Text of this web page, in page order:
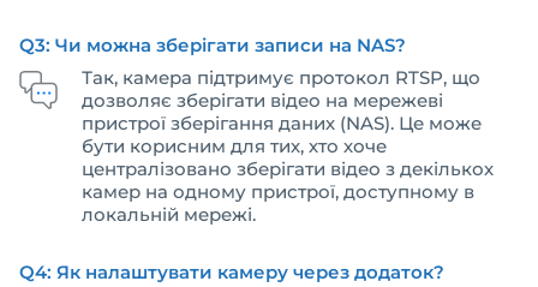
Q3: Чи можна зберігати записи на NAS?
Так, камера підтримує протокол RTSP, що
дозволяє зберігати відео на мережеві
пристрої зберігання даних (NAS). Це може
бути корисним для тих, хто хоче
централізовано зберігати відео з декількох
камер на одному пристрої, доступному в
локальній мережі.
Q4: Як налаштувати камеру через додаток?